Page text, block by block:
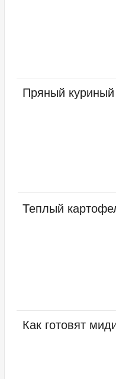
Пряный
Теплый
Как готовят